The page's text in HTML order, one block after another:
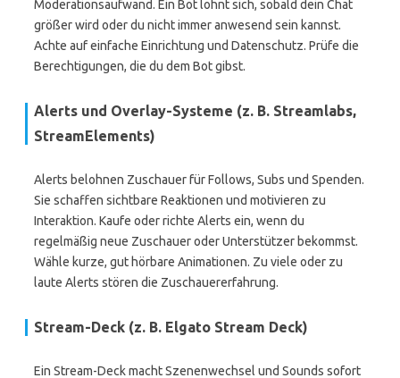
Moderationsaufwand. Ein Bot lohnt sich, sobald dein Chat
größer wird oder du nicht immer anwesend sein kannst.
Achte auf einfache Einrichtung und Datenschutz. Prüfe die
Berechtigungen, die du dem Bot gibst.
Alerts und Overlay-Systeme (z. B. Streamlabs,
StreamElements)
Alerts belohnen Zuschauer für Follows, Subs und Spenden.
Sie schaffen sichtbare Reaktionen und motivieren zu
Interaktion. Kaufe oder richte Alerts ein, wenn du
regelmäßig neue Zuschauer oder Unterstützer bekommst.
Wähle kurze, gut hörbare Animationen. Zu viele oder zu
laute Alerts stören die Zuschauererfahrung.
Stream-Deck (z. B. Elgato Stream Deck)
Ein Stream-Deck macht Szenenwechsel und Sounds sofort